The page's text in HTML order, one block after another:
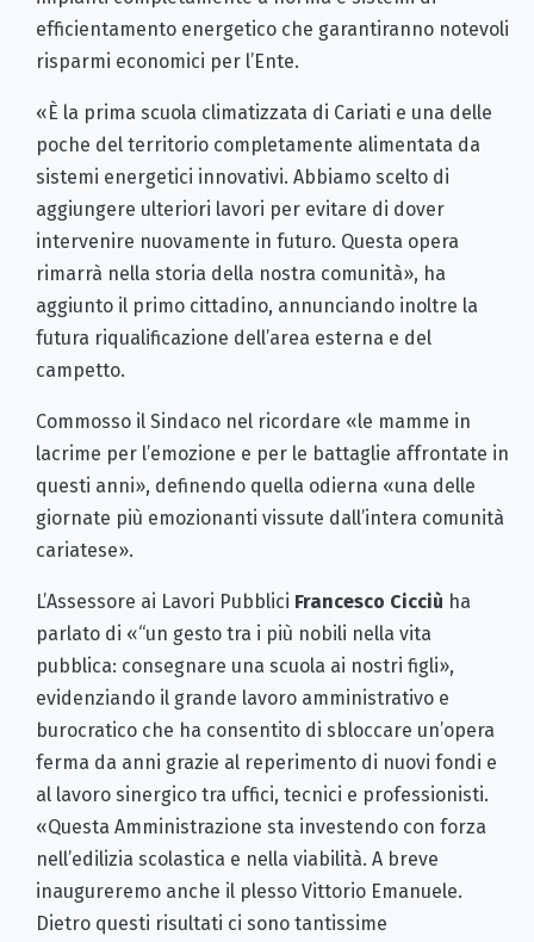
efficientamento energetico che garantiranno notevoli
risparmi economici per l’Ente.
«È la prima scuola climatizzata di Cariati e una delle
poche del territorio completamente alimentata da
sistemi energetici innovativi. Abbiamo scelto di
aggiungere ulteriori lavori per evitare di dover
intervenire nuovamente in futuro. Questa opera
rimarrà nella storia della nostra comunità», ha
aggiunto il primo cittadino, annunciando inoltre la
futura riqualificazione dell’area esterna e del
campetto.
Commosso il Sindaco nel ricordare «le mamme in
lacrime per l’emozione e per le battaglie affrontate in
questi anni», definendo quella odierna «una delle
giornate più emozionanti vissute dall’intera comunità
cariatese».
L’Assessore ai Lavori Pubblici Francesco Cicciù ha
parlato di «“un gesto tra i più nobili nella vita
pubblica: consegnare una scuola ai nostri figli»,
evidenziando il grande lavoro amministrativo e
burocratico che ha consentito di sbloccare un’opera
ferma da anni grazie al reperimento di nuovi fondi e
al lavoro sinergico tra uffici, tecnici e professionisti.
«Questa Amministrazione sta investendo con forza
nell’edilizia scolastica e nella viabilità. A breve
inaugureremo anche il plesso Vittorio Emanuele.
Dietro questi risultati ci sono tantissime